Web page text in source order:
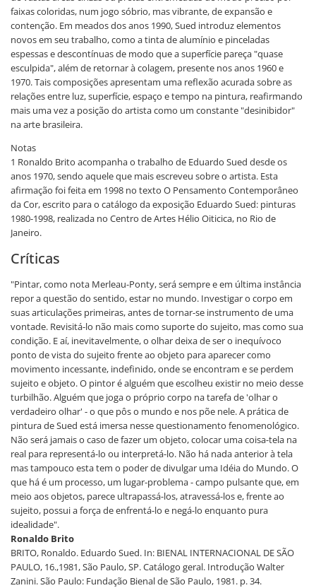
faixas coloridas, num jogo sóbrio, mas vibrante, de expansão e
contenção. Em meados dos anos 1990, Sued introduz elementos
novos em seu trabalho, como a tinta de alumínio e pinceladas
espessas e descontínuas de modo que a superfície pareça "quase
esculpida", além de retornar à colagem, presente nos anos 1960 e
1970. Tais composições apresentam uma reflexão acurada sobre as
relações entre luz, superfície, espaço e tempo na pintura, reafirmando
mais uma vez a posição do artista como um constante "desinibidor"
na arte brasileira.
Notas
1 Ronaldo Brito acompanha o trabalho de Eduardo Sued desde os
anos 1970, sendo aquele que mais escreveu sobre o artista. Esta
afirmação foi feita em 1998 no texto O Pensamento Contemporâneo
da Cor, escrito para o catálogo da exposição Eduardo Sued: pinturas
1980-1998, realizada no Centro de Artes Hélio Oiticica, no Rio de
Janeiro.
Críticas
"Pintar, como nota Merleau-Ponty, será sempre e em última instância
repor a questão do sentido, estar no mundo. Investigar o corpo em
suas articulações primeiras, antes de tornar-se instrumento de uma
vontade. Revisitá-lo não mais como suporte do sujeito, mas como sua
condição. E aí, inevitavelmente, o olhar deixa de ser o inequívoco
ponto de vista do sujeito frente ao objeto para aparecer como
movimento incessante, indefinido, onde se encontram e se perdem
sujeito e objeto. O pintor é alguém que escolheu existir no meio desse
turbilhão. Alguém que joga o próprio corpo na tarefa de 'olhar o
verdadeiro olhar' - o que pôs o mundo e nos põe nele. A prática de
pintura de Sued está imersa nesse questionamento fenomenológico.
Não será jamais o caso de fazer um objeto, colocar uma coisa-tela na
real para representá-lo ou interpretá-lo. Não há nada anterior à tela
mas tampouco esta tem o poder de divulgar uma Idéia do Mundo. O
que há é um processo, um lugar-problema - campo pulsante que, em
meio aos objetos, parece ultrapassá-los, atravessá-los e, frente ao
sujeito, possui a força de enfrentá-lo e negá-lo enquanto pura
idealidade".
Ronaldo Brito
BRITO, Ronaldo. Eduardo Sued. In: BIENAL INTERNACIONAL DE SÃO
PAULO, 16.,1981, São Paulo, SP. Catálogo geral. Introdução Walter
Zanini. São Paulo: Fundação Bienal de São Paulo, 1981. p. 34.